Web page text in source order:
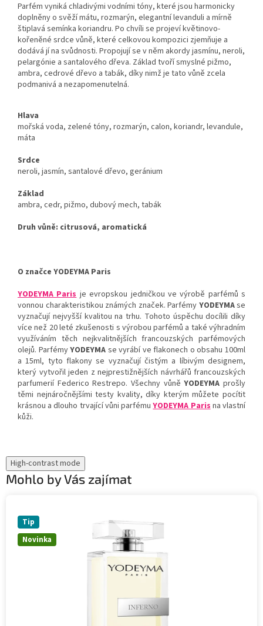
Parfém vyniká chladivými vodními tóny, které jsou harmonicky
doplněny o svěží mátu, rozmarýn, elegantní levanduli a mírně
štiplavá semínka koriandru. Po chvíli se projeví květinovo-
kořeněné srdce vůně, které celkovou kompozici zjemňuje a
dodává jí na svůdnosti. Propojují se v něm akordy jasmínu, neroli,
pelargónie a santalového dřeva. Základ tvoří smyslné pižmo,
ambra, cedrové dřevo a tabák, díky nimž je tato vůně zcela
podmanivá a nezapomenutelná.
Hlava
mořská voda, zelené tóny, rozmarýn, calon, koriandr, levandule,
máta
Srdce
neroli, jasmín, santalové dřevo, geránium
Základ
ambra, cedr, pižmo, dubový mech, tabák
Druh vůně: citrusová, aromatická
O značce YODEYMA Paris
YODEYMA Parisje evropskou jedničkou ve výrobě parfémů s
vonnou charakteristikou známých značek. Parfémy YODEYMAse
vyznačují nejvyšší kvalitou na trhu. Tohoto úspěchu docílili díky
více než 20 leté zkušenosti s výrobou parfémů a také výhradním
využíváním těch nejkvalitnějších francouzských parfémových
olejů. ParfémyYODEYMA se vyrábí ve flakonech o obsahu 100ml
a 15ml, tyto flakony se vyznačují čistým a líbivým designem,
který vytvořil jeden z nejprestižnějších návrhářů francouzských
parfumerií Federico Restrepo. Všechny vůněYODEYMA prošly
těmi nejnáročnějšími testy kvality, díky kterým můžete pocítit
krásnou a dlouho trvající vůni parfémuYODEYMA Parisna vlastní
kůži.
High-contrast mode
Mohlo by Vás zajímat
Novinka
Tip